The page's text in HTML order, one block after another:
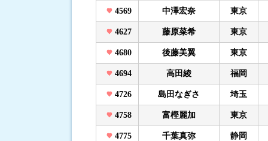
4569 中澤宏奈 東京
4627 藤原菜希 東京
4680 後藤美翼 東京
4694 高田綾 福岡
4726 島田なぎさ 埼玉
4758 富樫麗加 東京
4775 千葉真弥 静岡